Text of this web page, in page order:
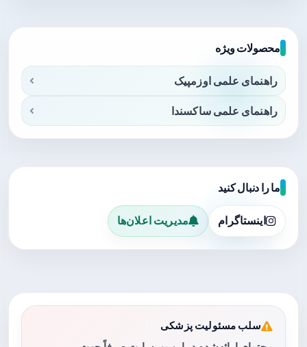
محصولات ویژه
راهنمای علمی اوزمپیک
راهنمای علمی ساکسندا
ما را دنبال کنید
اینستاگرام مدیریت اعلان‌ها
سلب مسئولیت پزشکی